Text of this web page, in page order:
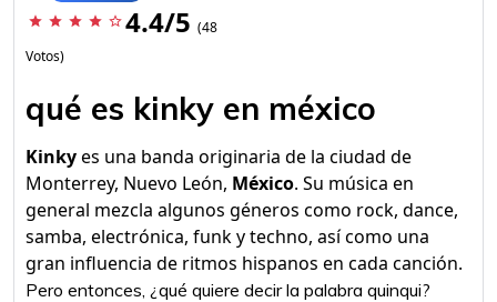
star star star star star_border 4.4/5 (48
Votos)
qué es kinky en méxico
Kinkyes una banda originaria de la ciudad de
Monterrey, Nuevo León, México. Su música en
general mezcla algunos géneros como rock, dance,
samba, electrónica, funk y techno, así como una
gran influencia de ritmos hispanos en cada canción.
Pero entonces, ¿qué quiere decir la palabra quinqui?